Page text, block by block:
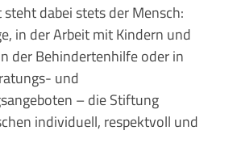
dabei stets der Mensch:
in der Arbeit mit Kindern und
der Behindertenhilfe oder in
und
– die Stiftung
individuell, respektvoll und